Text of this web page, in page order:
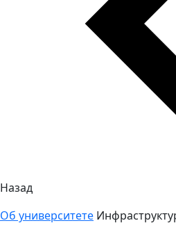
Назад
Об университете